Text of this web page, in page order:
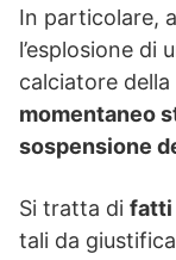
In particolare,
l’esplosione di
calciatore
momentaneo
sospensione
Si tratta di fatti
tali da